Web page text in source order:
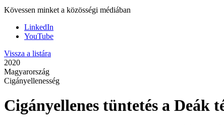
Kövessen minket a közösségi médiában
LinkedIn
YouTube
Vissza a listára
2020
Magyarország
Cigányellenesség
Cigányellenes tüntetés a Deák